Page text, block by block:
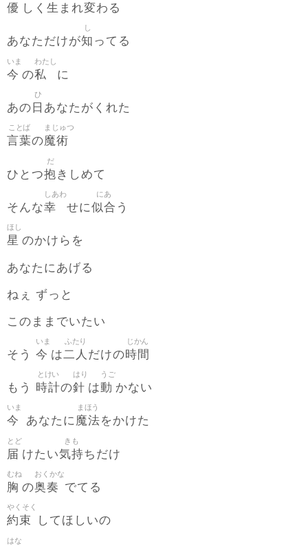
優 しく 生 まれ変わる
あなただけが知
し
ってる
今
いま
の私
わたし
に
あの 日
ひ
あなたがくれた
言葉
ことば
の魔術
まじゅつ
ひとつ抱
だ
きしめて
そんな幸
しあわ
せに似合
にあ
う
星
ほし
のかけらを
あなたにあげる
ねぇ ずっと
このままでいたい
そう 今
いま
は 二人
ふたり
だけの時間
じかん
もう 時計
とけい
の針
はり
は動
うご
かない
今
いま
あなたに魔法
まほう
をかけた
届
とど
けたい気持
きも
ちだけ
胸
むね
の奥奏
おくかな
でてる
約束
やくそく
してほしいの
はな